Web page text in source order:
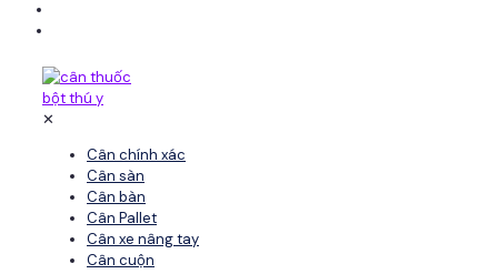
✕
Cân chính xác
Cân sàn
Cân bàn
Cân Pallet
Cân xe nâng tay
Cân cuộn